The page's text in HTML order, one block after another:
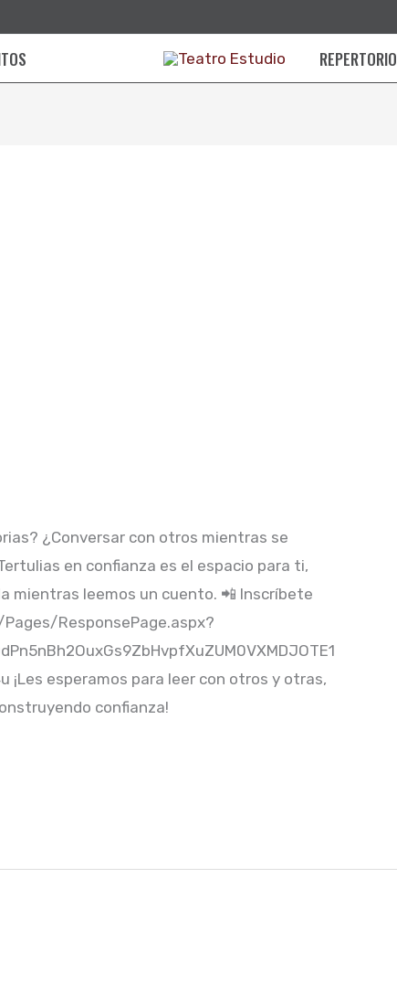
REPERTORIO
¿Conversar con otros mientras se
en confianza es el espacio para ti,
mientras leemos un cuento. 📲 Inscríbete
ResponsePage.aspx?
¡Les esperamos para leer con otros y otras,
confianza!